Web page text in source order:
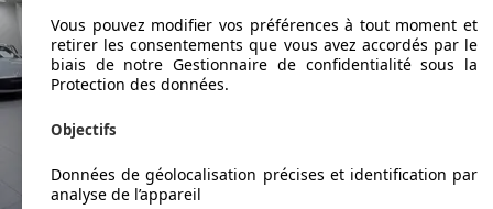
Vous pouvez modifier vos préférences à tout moment et
retirer les consentements que vous avez accordés par le
biais de notre Gestionnaire de confidentialité sous la
Protection des données.
Objectifs
Données de géolocalisation précises et identification par
analyse de l’appareil